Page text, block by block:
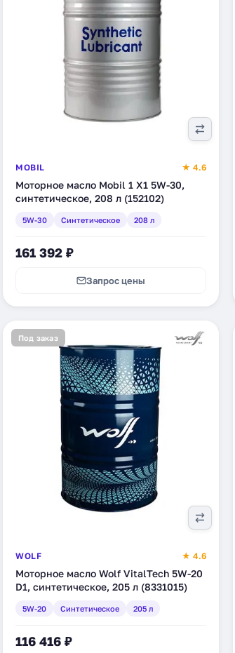
MOBIL ★ 4.6
Моторное масло Mobil 1 X1 5W-30,
синтетическое, 208 л (152102)
5W-30 Синтетическое 208 л
161 392 ₽
Запрос цены
Под заказ
WOLF ★ 4.6
Моторное масло Wolf VitalTech 5W-20
D1, синтетическое, 205 л (8331015)
5W-20 Синтетическое 205 л
116 416 ₽